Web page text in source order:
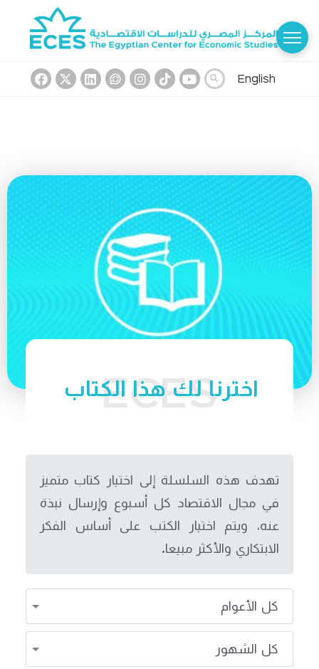
English
اخترنا لك هذا الكتاب
تهدف هذه السلسلة إلى اختيار كتاب متميز
في مجال الاقتصاد كل أسبوع وإرسال نبذة
عنه، ويتم اختيار الكتب على أساس الفكر
الابتكاري والأكثر مبيعا.